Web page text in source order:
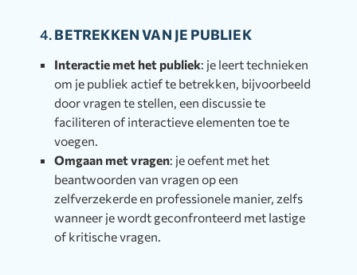
4.BETREKKEN VAN JE PUBLIEK
Interactie met het publiek: je leert technieken
om je publiek actief te betrekken, bijvoorbeeld
door vragen te stellen, een discussie te
faciliteren of interactieve elementen toe te
voegen.
Omgaan met vragen: je oefent met het
beantwoorden van vragen op een
zelfverzekerde en professionele manier, zelfs
wanneer je wordt geconfronteerd met lastige
of kritische vragen.